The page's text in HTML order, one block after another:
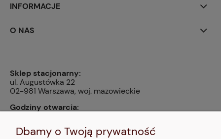
INFORMACJE
O NAS
Sklep stacjonarny:
ul. Augustówka 22
02-981 Warszawa, woj. mazowieckie
Godziny otwarcia:
13:00, nd: nieczynne
Dbamy o Twoją prywatność